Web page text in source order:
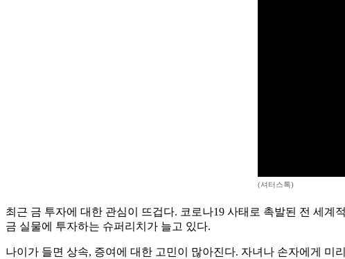
(셔터스톡)
최근 금 투자에 대한 관심이 뜨겁다. 코로나19 사태로 촉발된 전 세
금 실물에 투자하는 슈퍼리치가 늘고 있다.
나이가 들면 상속, 증여에 대한 고민이 많아진다. 자녀나 손자에게